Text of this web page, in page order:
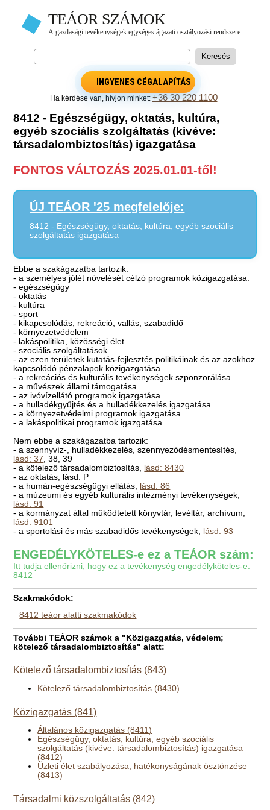
INGYENES CÉGALAPÍTÁS
Ha kérdése van, hívjon minket:+36 30 220 1100
8412 - Egészségügy, oktatás, kultúra,
egyéb szociális szolgáltatás (kivéve:
társadalombiztosítás) igazgatása
FONTOS VÁLTOZÁS 2025.01.01-től!
ÚJ TEÁOR '25 megfelelője:
8412 - Egészségügy, oktatás, kultúra, egyéb szociális
szolgáltatás igazgatása
Ebbe a szakágazatba tartozik:
- a személyes jólét növelését célzó programok közigazgatása:
- egészségügy
- oktatás
- kultúra
- sport
- kikapcsolódás, rekreáció, vallás, szabadidő
- környezetvédelem
- lakáspolitika, közösségi élet
- szociális szolgáltatások
- az ezen területek kutatás-fejlesztés politikáinak és az azokhoz
kapcsolódó pénzalapok közigazgatása
- a rekreációs és kulturális tevékenységek szponzorálása
- a művészek állami támogatása
- az ivóvízellátó programok igazgatása
- a hulladékgyűjtés és a hulladékkezelés igazgatása
- a környezetvédelmi programok igazgatása
- a lakáspolitikai programok igazgatása
Nem ebbe a szakágazatba tartozik:
- a szennyvíz-, hulladékkezelés, szennyeződésmentesítés,
lásd: 37 , 38, 39
- a kötelező társadalombiztosítás, lásd: 8430
- az oktatás, lásd: P
- a humán-egészségügyi ellátás, lásd: 86
- a múzeumi és egyéb kulturális intézményi tevékenységek,
lásd: 91
- a kormányzat által működtetett könyvtár, levéltár, archívum,
lásd: 9101
- a sportolási és más szabadidős tevékenységek, lásd: 93
ENGEDÉLYKÖTELES-e ez a TEÁOR szám:
Itt tudja ellenőrizni, hogy ez a tevékenység engedélyköteles-e:
8412
Szakmakódok:
8412 teáor alatti szakmakódok
További TEÁOR számok a "Közigazgatás, védelem;
kötelező társadalombiztosítás" alatt:
Kötelező társadalombiztosítás (843)
Kötelező társadalombiztosítás (8430)
Közigazgatás (841)
Általános közigazgatás (8411)
Egészségügy, oktatás, kultúra, egyéb szociális
szolgáltatás (kivéve: társadalombiztosítás) igazgatása
(8412)
Üzleti élet szabályozása, hatékonyságának ösztönzése
(8413)
Társadalmi közszolgáltatás (842)